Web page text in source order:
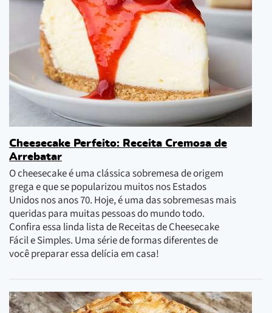
Cheesecake Perfeito: Receita Cremosa de
Arrebatar
O cheesecake é uma clássica sobremesa de origem
grega e que se popularizou muitos nos Estados
Unidos nos anos 70. Hoje, é uma das sobremesas mais
queridas para muitas pessoas do mundo todo.
Confira essa linda lista de Receitas de Cheesecake
Fácil e Simples. Uma série de formas diferentes de
você preparar essa delícia em casa!